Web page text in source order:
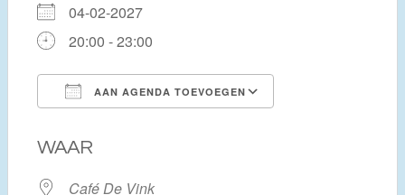
04-02-2027
20:00 - 23:00
AAN AGENDA TOEVOEGEN
WAAR
Café De Vink